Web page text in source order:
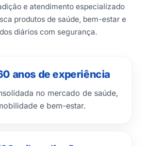
e atendimento especializado
produtos de saúde, bem-estar e
diários com segurança.
anos de experiência
no mercado de saúde,
e bem-estar.